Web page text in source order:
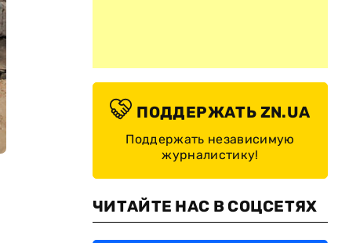
ПОДДЕРЖАТЬ ZN.UA
Поддержать независимую
журналистику!
ЧИТАЙТЕ НАС В СОЦСЕТЯХ